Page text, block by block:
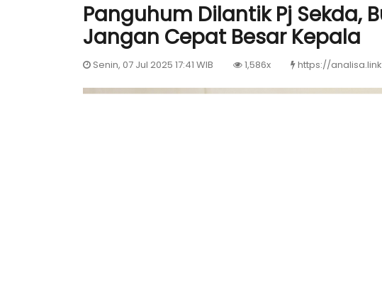
Panguhum Dilantik Pj Sekda,
Jangan Cepat Besar Kepala
Senin, 07 Jul 2025 17:41 WIB 1,586x https://